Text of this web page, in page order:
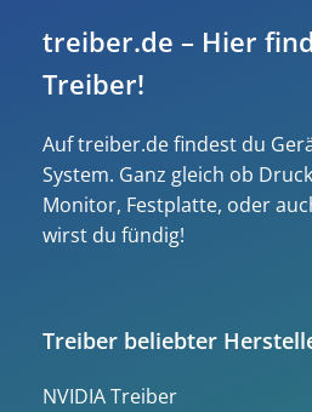
treiber.de – Hier
Treiber!
Auf treiber.de findest du
System. Ganz gleich ob
Monitor, Festplatte, oder
wirst du fündig!
Treiber beliebter
NVIDIA Treiber